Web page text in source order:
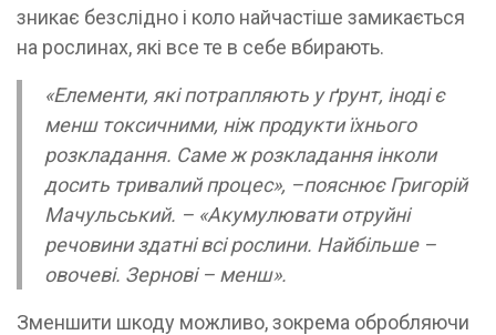
зникає безслідно і коло найчастіше замикається
на рослинах, які все те в себе вбирають.
«Елементи, які потрапляють у ґрунт, іноді є
менш токсичними, ніж продукти їхнього
розкладання. Саме ж розкладання інколи
досить тривалий процес», –пояснює Григорій
Мачульський. – «Акумулювати отруйні
речовини здатні всі рослини. Найбільше –
овочеві. Зернові – менш».
Зменшити шкоду можливо, зокрема обробляючи